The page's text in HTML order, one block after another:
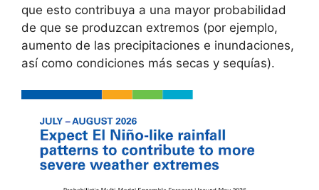
que esto contribuya a una mayor probabilidad
de que se produzcan extremos (por ejemplo,
aumento de las precipitaciones e inundaciones,
así como condiciones más secas y sequías).